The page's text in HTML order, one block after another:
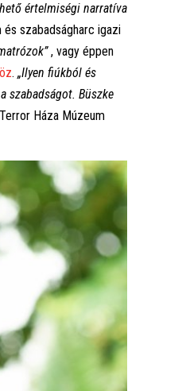
értelmiségi narratíva
szabadságharc igazi
, vagy éppen
. „Ilyen fiúkból és
szabadságot. Büszke
Háza Múzeum